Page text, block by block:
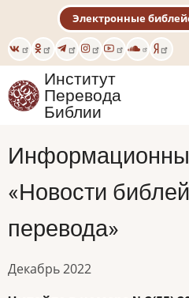
основному
содержанию
Электронные
Институт
Перевода
Библии
«Новости
перевода»
Декабрь 2022